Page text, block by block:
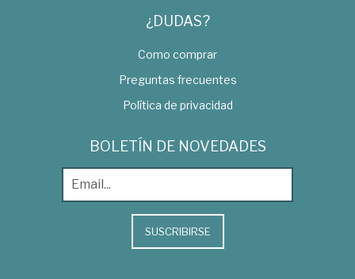
¿DUDAS?
Como comprar
Preguntas frecuentes
Política de privacidad
BOLETÍN DE NOVEDADES
SUSCRIBIRSE